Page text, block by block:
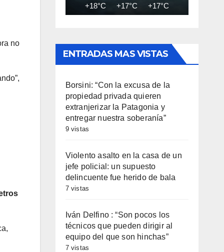
no
+18°C +17°C +17°C
ENTRADAS MAS VISTAS
Borsini: “Con la excusa de la
propiedad privada quieren
extranjerizar la Patagonia y
entregar nuestra soberanía”
9 vistas
Violento asalto en la casa de un
jefe policial: un supuesto
delincuente fue herido de bala
7 vistas
Iván Delfino : “Son pocos los
técnicos que pueden dirigir al
equipo del que son hinchas”
7 vistas